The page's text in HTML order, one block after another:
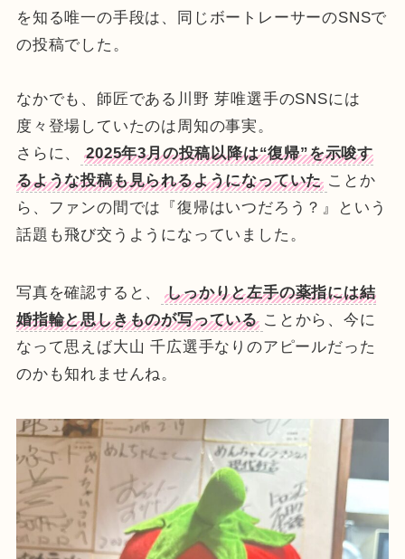
を知る唯一の手段は、同じボートレーサーのSNSで
の投稿でした。
なかでも、師匠である川野 芽唯選手のSNSには
度々登場していたのは周知の事実。
さらに、
2025年3月の投稿以降は“復帰”を示唆す
るような投稿も見られるようになっていた ことか
ら、ファンの間では『復帰はいつだろう？』という
話題も飛び交うようになっていました。
写真を確認すると、
しっかりと左手の薬指には結
婚指輪と思しきものが写っている ことから、今に
なって思えば大山 千広選手なりのアピールだった
のかも知れませんね。